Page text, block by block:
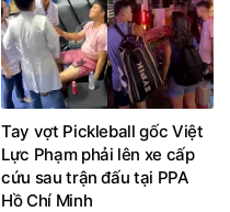
Tay vợt Pickleball gốc Việt
Lực Phạm phải lên xe cấp
cứu sau trận đấu tại PPA
Hồ Chí Minh